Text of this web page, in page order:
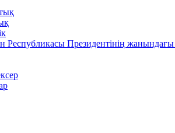
Республикасы Президентінің